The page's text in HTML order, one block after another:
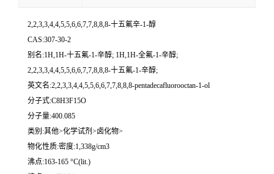
2,2,3,3,4,4,5,5,6,6,7,7,8,8,8-十五氟辛-1-醇
CAS:307-30-2
别名:1H,1H-十五氟-1-辛醇; 1H,1H-全氟-1-辛醇;
2,2,3,3,4,4,5,5,6,6,7,7,8,8,8-十五氟-1-辛醇;
英文名:2,2,3,3,4,4,5,5,6,6,7,7,8,8,8-pentadecafluorooctan-1-ol
分子式:C8H3F15O
分子量:400.085
类别:其他>化学试剂>卤化物>
物化性质:密度:1,338g/cm3
沸点:163-165 °C(lit.)